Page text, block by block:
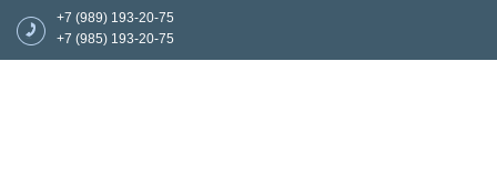
+7 (989) 193-20-75
+7 (985) 193-20-75